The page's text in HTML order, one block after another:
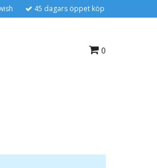
45 dagars öppet köp
0